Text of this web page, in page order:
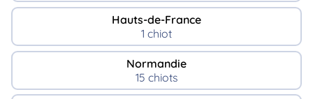
Hauts-de-France
1 chiot
Normandie
15 chiots